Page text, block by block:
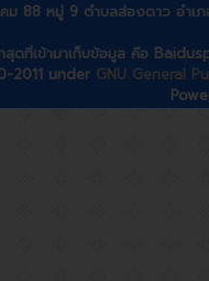
คม 88 หมู่ 9 ตำบลส่องดาว อำ
ดที่เข้ามาเก็บข้อมูล คือ
2011 under GNU General